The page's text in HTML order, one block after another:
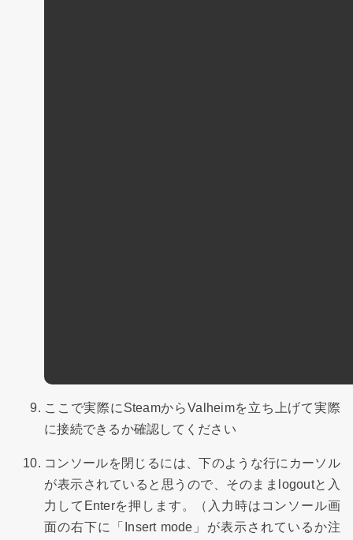
ここで実際にSteamからValheimを立ち上げて実際
に接続できるか確認してください
コンソールを閉じるには、下のような行にカーソル
が表示されていると思うので、そのままlogoutと入
力してEnterを押します。（入力時はコンソール画
面の右下に「Insert mode」が表示されているか注